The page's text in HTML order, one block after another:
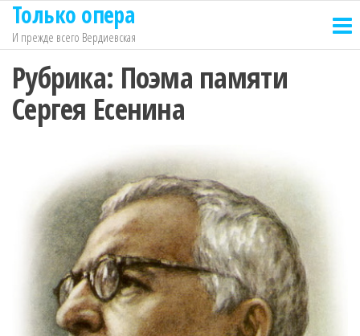
Перейти
содержимому
Только опера
И прежде всего Вердиевская
Рубрика: Поэма памяти
Сергея Есенина